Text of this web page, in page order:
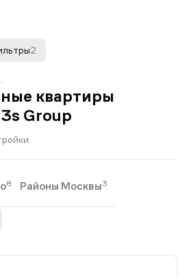
2
квартиры
Group
8 Районы Москвы3